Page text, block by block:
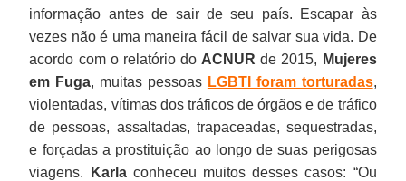
informação antes de sair de seu país. Escapar às
vezes não é uma maneira fácil de salvar sua vida. De
acordo com o relatório do ACNUR de 2015, Mujeres
em Fuga, muitas pessoas LGBTI foram torturadas,
violentadas, vítimas dos tráficos de órgãos e de tráfico
de pessoas, assaltadas, trapaceadas, sequestradas,
e forçadas a prostituição ao longo de suas perigosas
viagens.
Karlaconheceu muitos desses casos: “Ou